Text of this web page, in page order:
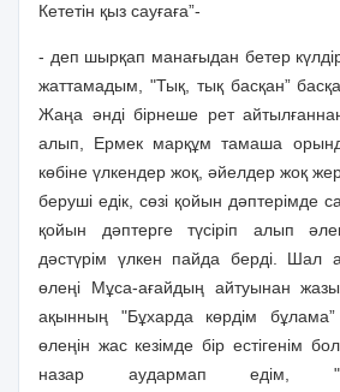
Кететiн қыз сауғаға”-
- деп шырқап манағыдан бетер
жаттамадым, "Тық, тық басқан”
Жаңа әндi бiрнеше рет
алып, Ермек марқұм тамаша
көбiне үлкендер жоқ, әйелдер жоқ
берушi едiк, сөзi қойын дәптерiмде
қойын дәптерге түсiрiп алып
дәстүрiм үлкен пайда бердi. Шал
өлеңi Мұса-ағайдың айтуынан
ақынның "Бұхарда көрдiм
өлеңiн жас кезiмде бiр естiгенiм
назар аудармап едiм,